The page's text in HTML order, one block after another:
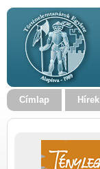
Címlap Hírek